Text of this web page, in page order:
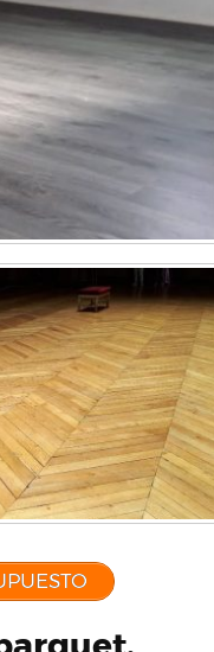
parquet o
Tarima
Vivienda
(Parcial)